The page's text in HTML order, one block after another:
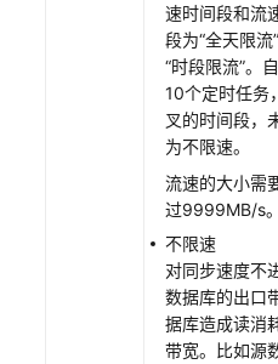
速时间段和流
段为“全天限
“时段限流”。
10个定时任务
叉的时间段，
为不限速。
流速的大小需
过9999MB/s。
不限速
对同步速度不
数据库的出口
据库造成读消
带宽。比如源